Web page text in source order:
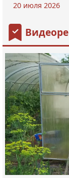
20 июля 2026